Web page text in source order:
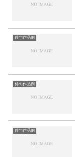
俳句作品例
俳句作品例
俳句作品例